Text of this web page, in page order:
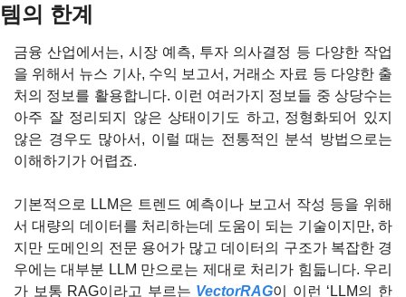
템의 한계
금융 산업에서는, 시장 예측, 투자 의사결정 등 다양한 작업
을 위해서 뉴스 기사, 수익 보고서, 거래소 자료 등 다양한 출
처의 정보를 활용합니다. 이런 여러가지 정보들 중 상당수는
아주 잘 정리되지 않은 상태이기도 하고, 정형화되어 있지
않은 경우도 많아서, 이럴 때는 전통적인 분석 방법으로는
이해하기가 어렵죠.
기본적으로 LLM은 트렌드 예측이나 보고서 작성 등을 위해
서 대량의 데이터를 처리하는데 도움이 되는 기술이지만, 하
지만 도메인의 전문 용어가 많고 데이터의 구조가 복잡한 경
우에는 대부분 LLM 만으로는 제대로 처리가 힘듧니다. 우리
가 보통 RAG이라고 부르는 VectorRAG이 이런 ‘LLM의 한